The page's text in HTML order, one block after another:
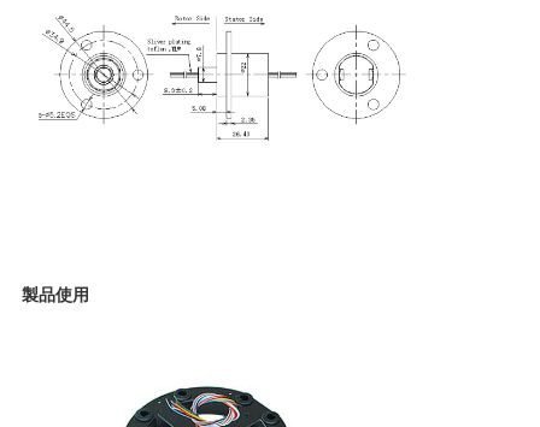
さ
PRIVACY
製品使用